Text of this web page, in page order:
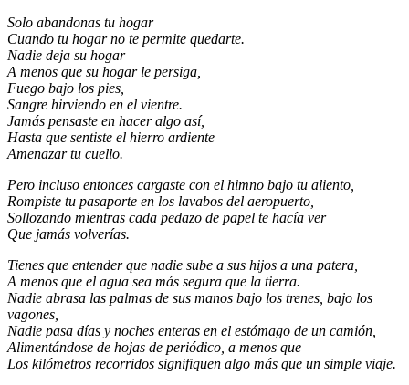
Solo abandonas tu hogar
Cuando tu hogar no te permite quedarte.
Nadie deja su hogar
A menos que su hogar le persiga,
Fuego bajo los pies,
Sangre hirviendo en el vientre.
Jamás pensaste en hacer algo así,
Hasta que sentiste el hierro ardiente
Amenazar tu cuello.
Pero incluso entonces cargaste con el himno bajo tu aliento,
Rompiste tu pasaporte en los lavabos del aeropuerto,
Sollozando mientras cada pedazo de papel te hacía ver
Que jamás volverías.
Tienes que entender que nadie sube a sus hijos a una patera,
A menos que el agua sea más segura que la tierra.
Nadie abrasa las palmas de sus manos bajo los trenes, bajo los
vagones,
Nadie pasa días y noches enteras en el estómago de un camión,
Alimentándose de hojas de periódico, a menos que
Los kilómetros recorridos signifiquen algo más que un simple viaje.